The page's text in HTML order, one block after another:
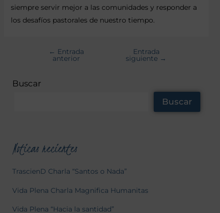
siempre servir mejor a las comunidades y responder a
los desafíos pastorales de nuestro tiempo.
← Entrada
anterior
Entrada
siguiente →
Buscar
Buscar
Noticas recientes
TrascienD Charla “Santos o Nada”
Vida Plena Charla Magnifica Humanitas
Vida Plena “Hacia la santidad”